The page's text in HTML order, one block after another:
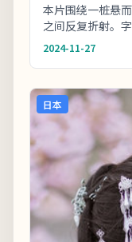
本片围绕一桩悬
之间反复折射。
年龄段观众理解
晰、...
2024-11-27
日本